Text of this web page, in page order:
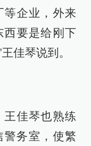
等企业，外来
西要是给刚下
佳琴说到。
王佳琴也熟练
务室，使繁